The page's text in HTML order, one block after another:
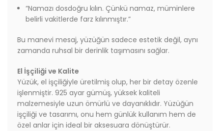
“Namazı dosdoğru kılın. Çünkü namaz, müminlere
belirli vakitlerde farz kılınmıştır.”
Bu manevi mesaj, yüzüğün sadece estetik değil, aynı
zamanda ruhsal bir derinlik taşımasını sağlar.
El İşçiliği ve Kalite
Yüzük, el işçiliğiyle üretilmiş olup, her bir detay özenle
işlenmiştir. 925 ayar gümüş, yüksek kaliteli
malzemesiyle uzun ömürlü ve dayanıklıdır. Yüzüğün
işçiliği ve tasarımı, onu hem günlük kullanım hem de
özel anlar için ideal bir aksesuara dönüştürür.